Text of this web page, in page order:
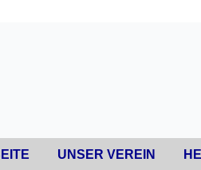
UNSER VEREIN